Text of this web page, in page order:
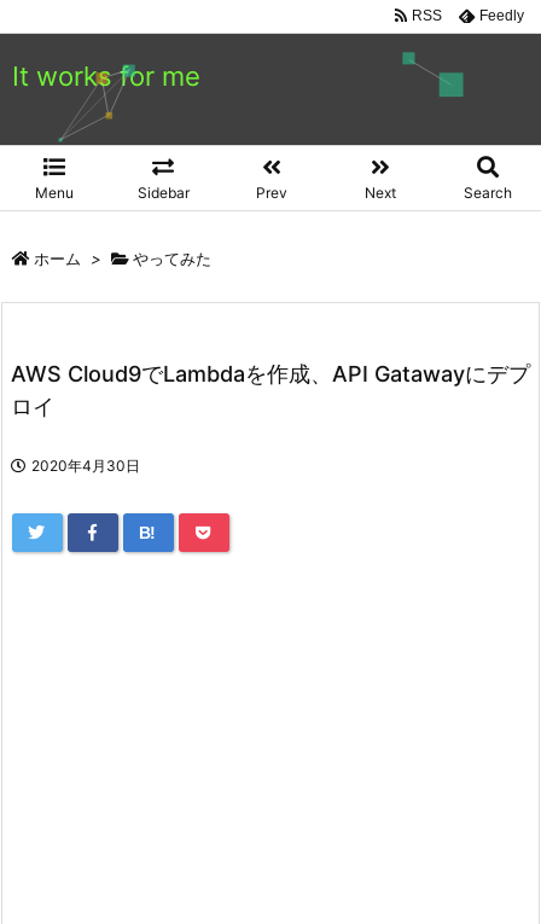
It works for me
Menu Sidebar Prev Next Search
RSS Feedly
ホーム > やってみた
AWS Cloud9でLambdaを作成、API Gatawayにデプ
ロイ
2020年4月30日
B!